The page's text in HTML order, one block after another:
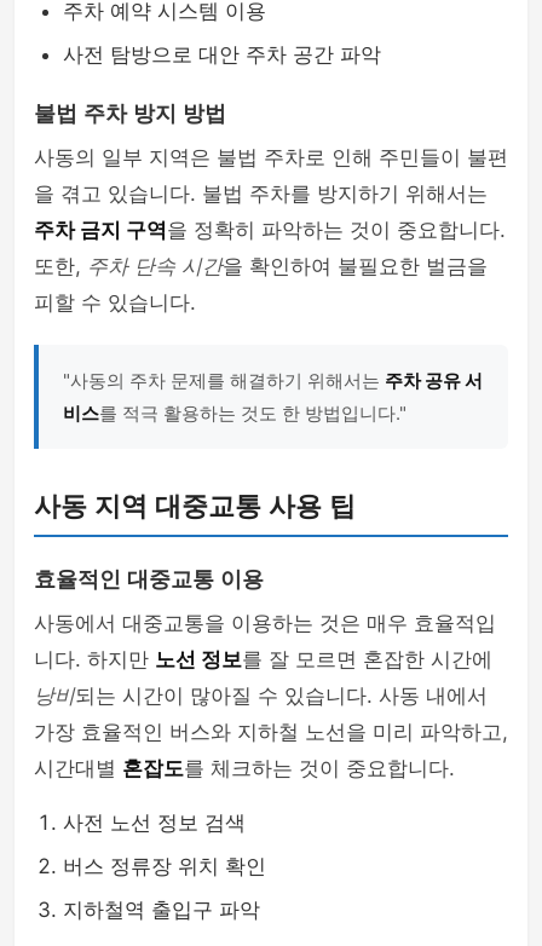
주차 예약 시스템 이용
사전 탐방으로 대안 주차 공간 파악
불법 주차 방지 방법
사동의 일부 지역은 불법 주차로 인해 주민들이 불편
을 겪고 있습니다. 불법 주차를 방지하기 위해서는
주차 금지 구역을 정확히 파악하는 것이 중요합니다.
또한, 주차 단속 시간을 확인하여 불필요한 벌금을
피할 수 있습니다.
"사동의 주차 문제를 해결하기 위해서는 주차 공유 서
비스를 적극 활용하는 것도 한 방법입니다."
사동 지역 대중교통 사용 팁
효율적인 대중교통 이용
사동에서 대중교통을 이용하는 것은 매우 효율적입
니다. 하지만 노선 정보를 잘 모르면 혼잡한 시간에
낭비되는 시간이 많아질 수 있습니다. 사동 내에서
가장 효율적인 버스와 지하철 노선을 미리 파악하고,
시간대별 혼잡도를 체크하는 것이 중요합니다.
사전 노선 정보 검색
버스 정류장 위치 확인
지하철역 출입구 파악